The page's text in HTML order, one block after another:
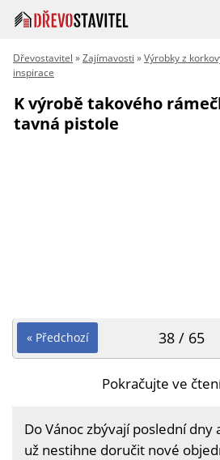
Dřevostavitel »Zajímavosti »Výrobky z
inspirace
K výrobě takového
tavná pistole
« Předchozí 38 / 65
Pokračujte ve
Do Vánoc zbývají poslední dny
už nestihne doručit nové